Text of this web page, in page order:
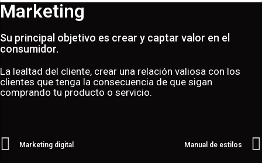
Marketing
Su principal objetivo es crear y captar valor en el
consumidor.
La lealtad del cliente, crear una relación valiosa con los
clientes que tenga la consecuencia de que sigan
comprando tu producto o servicio.
Marketing digital Manual de estilos